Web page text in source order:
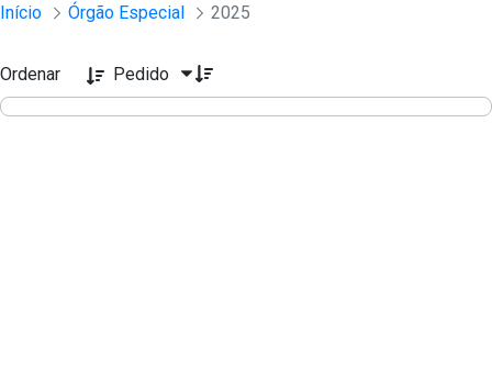
Pular para o Conteúdo principal
Sessões e Reuniões - Documentos
Início Órgão Especial 2025
Ordenar Pedido